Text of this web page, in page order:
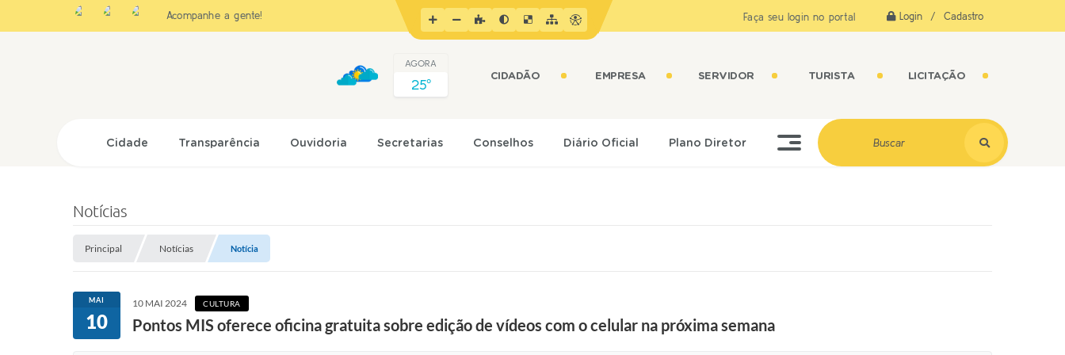
Faça seu login no portal Login / Cadastro
Acompanhe a gente!
CIDADÃO EMPRESA SERVIDOR TURISTA LICITAÇÃO
AGORA
25º
Cidade Transparência Ouvidoria Secretarias Conselhos Diário Oficial Plano Diretor
Notícias
Principal Notícias Notícia
MAI
10
10 MAI 2024 CULTURA
Pontos MIS oferece oficina gratuita sobre edição de vídeos com o celular na próxima semana